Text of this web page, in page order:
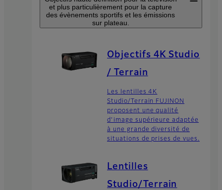
et plus particulièrement pour la capture
des évènements sportifs et les émissions
sur plateau.
Objectifs 4K Studio
/ Terrain
Les lentilles 4K
Studio/Terrain FUJINON
proposent une qualité
d’image supérieure adaptée
à une grande diversité de
situations de prises de vues.
Lentilles
Studio/Terrain